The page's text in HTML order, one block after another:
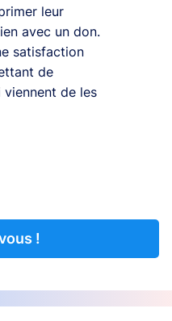
leur
avec un don.
satisfaction
de
viennent de les
!